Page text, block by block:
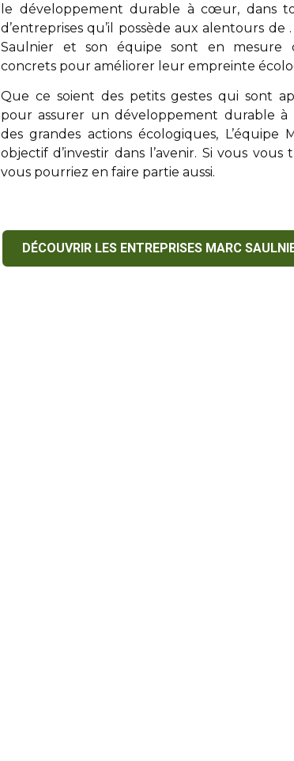
le développement durable à cœur, dans
d’entreprises qu’il possède aux alentours de
Saulnier et son équipe sont en mesure
concrets pour améliorer leur empreinte
Que ce soient des petits gestes qui sont
pour assurer un développement durable
des grandes actions écologiques, L’équipe
objectif d’investir dans l’avenir. Si vous
vous pourriez en faire partie aussi.
DÉCOUVRIR LES ENTREPRISES MARC